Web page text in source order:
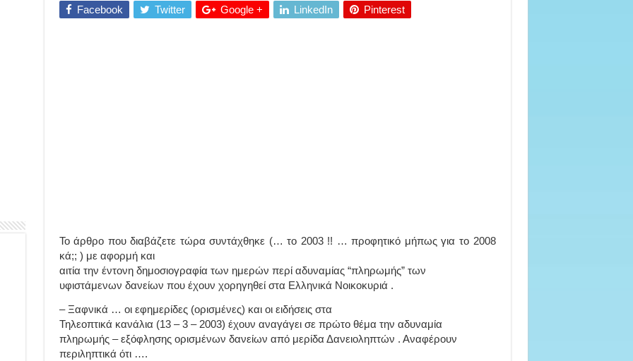
Facebook Twitter Google + LinkedIn Pinterest
To άρθρο που διαβάζετε τώρα συντάχθηκε (… το 2003 !! … προφητικό μήπως για το 2008
κά;; ) με αφορμή και
αιτία την έντονη δημοσιογραφία των ημερών περί αδυναμίας “πληρωμής” των
υφιστάμενων δανείων που έχουν χορηγηθεί στα Ελληνικά Νοικοκυριά .
– Ξαφνικά … οι εφημερίδες (ορισμένες) και οι ειδήσεις στα
Τηλεοπτικά κανάλια (13 – 3 – 2003) έχουν αναγάγει σε πρώτο θέμα την αδυναμία
πληρωμής – εξόφλησης ορισμένων δανείων από μερίδα Δανειοληπτών . Αναφέρουν
περιληπτικά ότι ….